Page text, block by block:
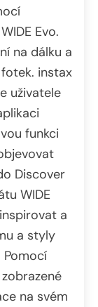
Evo.
na dálku a
instax
uživatele
funkci
Discover
WIDE
a
a styly
na svém